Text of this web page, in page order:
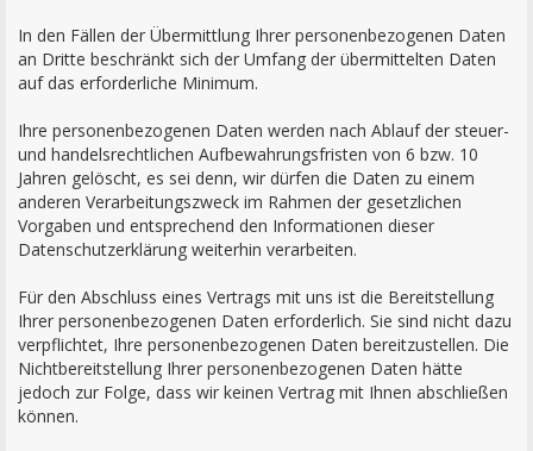
In den Fällen der Übermittlung Ihrer personenbezogenen Daten
an Dritte beschränkt sich der Umfang der übermittelten Daten
auf das erforderliche Minimum.
Ihre personenbezogenen Daten werden nach Ablauf der steuer-
und handelsrechtlichen Aufbewahrungsfristen von 6 bzw. 10
Jahren gelöscht, es sei denn, wir dürfen die Daten zu einem
anderen Verarbeitungszweck im Rahmen der gesetzlichen
Vorgaben und entsprechend den Informationen dieser
Datenschutzerklärung weiterhin verarbeiten.
Für den Abschluss eines Vertrags mit uns ist die Bereitstellung
Ihrer personenbezogenen Daten erforderlich. Sie sind nicht dazu
verpflichtet, Ihre personenbezogenen Daten bereitzustellen. Die
Nichtbereitstellung Ihrer personenbezogenen Daten hätte
jedoch zur Folge, dass wir keinen Vertrag mit Ihnen abschließen
können.